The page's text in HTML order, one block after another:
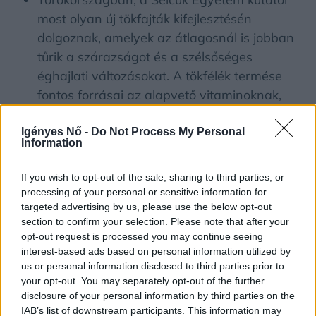
Igényes Nő - Do Not Process My Personal
Information
If you wish to opt-out of the sale, sharing to third parties, or
processing of your personal or sensitive information for
targeted advertising by us, please use the below opt-out
section to confirm your selection. Please note that after your
opt-out request is processed you may continue seeing
interest-based ads based on personal information utilized by
us or personal information disclosed to third parties prior to
your opt-out. You may separately opt-out of the further
disclosure of your personal information by third parties on the
IAB’s list of downstream participants. This information may
most olyan új tökfajták kifejlesztésén
dolgoznak, amelyek az átlagosnál is jobban
tűrik a szárazságot és a szélsőséges
éghajlati változásokat. A tökfélék termése
fontos forrásai az alapvető vitaminoknak,
a fejlődő országokban.
A tök nemcsak arra alkalmas, hogy
vízszegény területeken termesszék, de a talaj
minőségének javítására is. Ezt felismerve
Ugandában például kifejezetten a
fenntartható gazdaság miatt ültetnek tököt
olyan területekre, ahol szeretnék a
talajeróziót csökkenteni azáltal, hogy a tök
képes megkötni a nitrogént a talajban,
valamint javítja a talaj egészségét.